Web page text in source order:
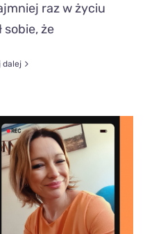
raz w życiu
sobie, że
dalej